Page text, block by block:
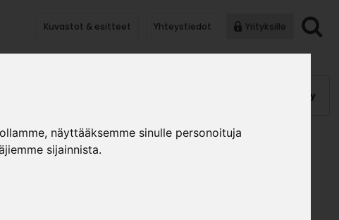
näyttääksemme sinulle personoituja
sijainnista.
Kuvastot & esitteet Yhteystiedot Yrityksille
Pintakäsittely
+ VASTAKPL 09913